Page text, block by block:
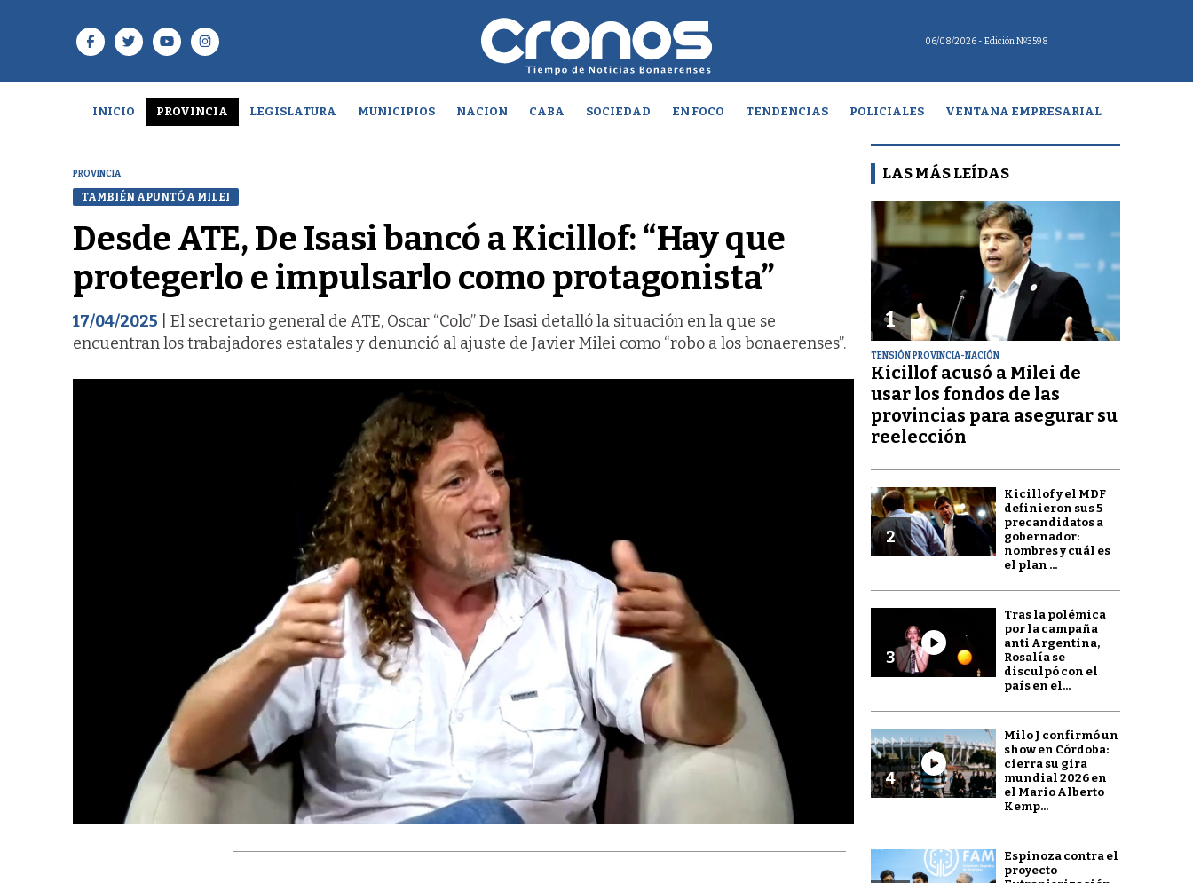
06/08/2026 - Edición Nº3598
INICIO PROVINCIA LEGISLATURA MUNICIPIOS NACION CABA SOCIEDAD EN FOCO TENDENCIAS POLICIALES VENTANA EMPRESARIAL
PROVINCIA
TAMBIÉN APUNTÓ A MILEI
Desde ATE, De Isasi bancó a Kicillof: “Hay que
protegerlo e impulsarlo como protagonista”
17/04/2025 | El secretario general de ATE, Oscar “Colo” De Isasi detalló la situación en la que se
encuentran los trabajadores estatales y denunció al ajuste de Javier Milei como “robo a los bonaerenses”.
LAS MÁS LEÍDAS
1
TENSIÓN PROVINCIA-NACIÓN
Kicillof acusó a Milei de
usar los fondos de las
provincias para asegurar su
reelección
2
Kicillof y el MDF
definieron sus 5
precandidatos a
gobernador:
nombres y cuál es
el plan ...
3
Tras la polémica
por la campaña
anti Argentina,
Rosalía se
disculpó con el
país en el...
4
Milo J confirmó un
show en Córdoba:
cierra su gira
mundial 2026 en
el Mario Alberto
Kemp...
Espinoza contra el
proyecto